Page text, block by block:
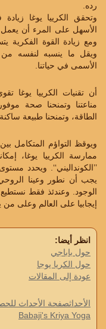
رده.
وتحقق الكرييا يوغا
الأسهل على المرء أن
ومع زيادة القوة الفكرية
ويقل ما ينسبه لنفسه
الأسمى في حياتنا.
أن تقنيات الكرييا يوغا
مناعتنا وتمنحنا صحة
الطاقة، وتمنحنا طبيعة
ويوقظ التواؤم المتكامل
ممارسة الكرييا يوغا،
’’الكونداليني‘‘. ويحدد
يجب أن نطور وعينا
الوجود. وعندئذ فقط
إيجابيا على العالم وعلى من
انظر أيضا:
حول باباجي
حول الكريا يوجا
عودة إلى المقالات
الأحداثصفحة الأحداث
Babaji's Kriya Yoga